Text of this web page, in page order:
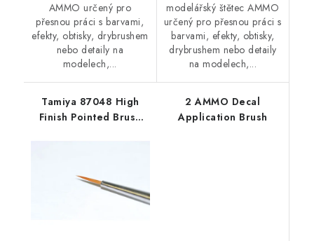
AMMO určený pro
přesnou práci s barvami,
efekty, obtisky, drybrushem
nebo detaily na
modelech,...
modelářský štětec AMMO
určený pro přesnou práci s
barvami, efekty, obtisky,
drybrushem nebo detaily
na modelech,...
Tamiya 87048 High
Finish Pointed Brush
2 AMMO Decal
Application Brush